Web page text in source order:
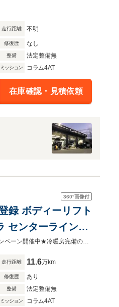
走行距離 不明
修復歴 なし
整備 法定整備無
ミッション コラム4AT
在庫確認・見積依頼
360°画像付
録 ボディーリフト
センターラインホ
ン 全塗装車
支払総額は本年度自動車税も含め全ての費用が含まれ車検無は車検も含みます♪★お買得キャンペーン開催中★冷暖房完備の大型屋内展示場御座います！諸費用込みの総額表記です！
走行距離 11.6万km
修復歴 あり
整備 法定整備無
ミッション コラム4AT